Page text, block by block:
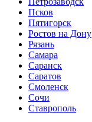
Псков
Пятигорск
Ростов на Дону
Рязань
Самара
Саранск
Саратов
Смоленск
Сочи
Ставрополь